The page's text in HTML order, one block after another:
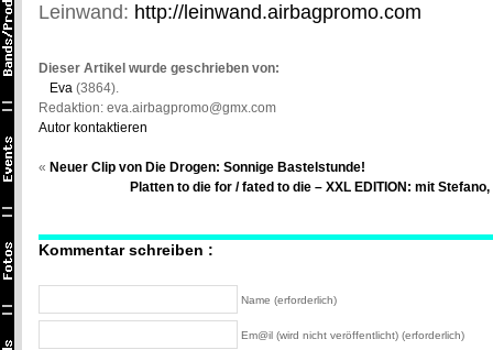
Leinwand: http://leinwand.airbagpromo.com
Dieser Artikel wurde geschrieben von:
Eva (3864).
Redaktion: eva.airbagpromo@gmx.com
Autor kontaktieren
« Neuer Clip von Die Drogen: Sonnige Bastelstunde!
Platten to die for / fated to die – XXL EDITION: mit
Kommentar schreiben :
Name (erforderlich)
Em@il (wird nicht veröffentlicht) (erforderlich)